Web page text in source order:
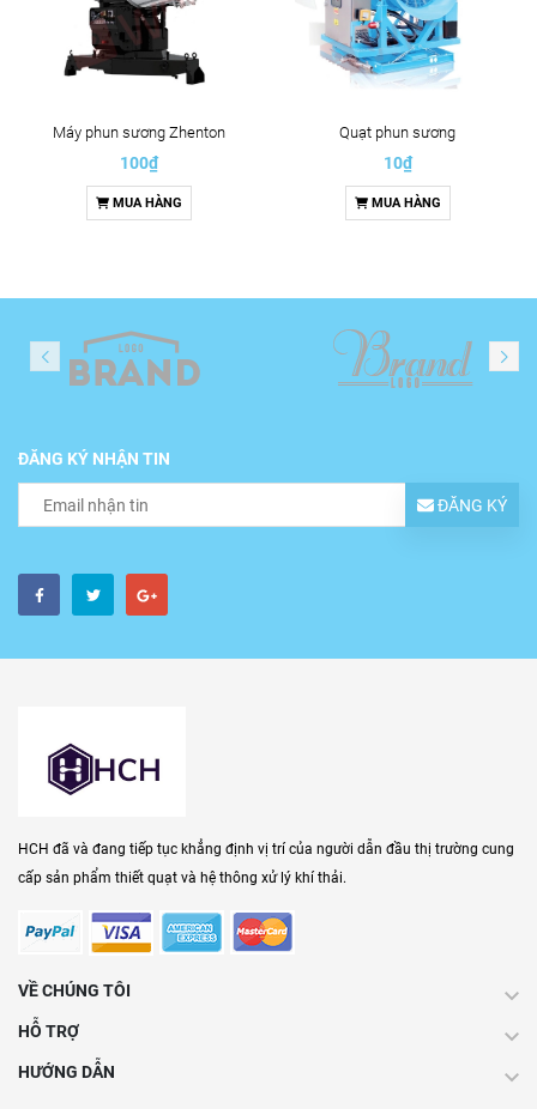
Máy phun sương Zhenton
100₫
MUA HÀNG
Quạt phun sương
10₫
MUA HÀNG
ĐĂNG KÝ NHẬN TIN
ĐĂNG KÝ
HCH đã và đang tiếp tục khẳng định vị trí của người dẫn đầu thị trường cung
cấp sản phẩm thiết quạt và hệ thông xử lý khí thải.
VỀ CHÚNG TÔI
HỖ TRỢ
HƯỚNG DẪN